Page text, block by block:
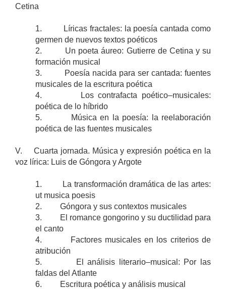
Cetina
1. Líricas fractales: la poesía cantada como
germen de nuevos textos poéticos
2. Un poeta áureo: Gutierre de Cetina y su
formación musical
3. Poesía nacida para ser cantada: fuentes
musicales de la escritura poética
4. Los contrafacta poético–musicales:
poética de lo híbrido
5. Música en la poesía: la reelaboración
poética de las fuentes musicales
V. Cuarta jornada. Música y expresión poética en la
voz lírica: Luis de Góngora y Argote
1. La transformación dramática de las artes:
ut musica poesis
2. Góngora y sus contextos musicales
3. El romance gongorino y su ductilidad para
el canto
4. Factores musicales en los criterios de
atribución
5. El análisis literario–musical: Por las
faldas del Atlante
6. Escritura poética y análisis musical